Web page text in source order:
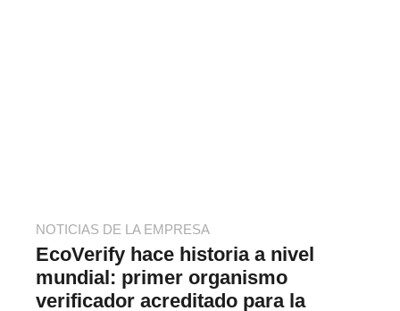
NOTICIAS DE LA EMPRESA
EcoVerify hace historia a nivel
mundial: primer organismo
verificador acreditado para la